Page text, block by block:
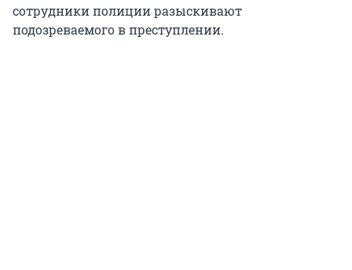
сотрудники полиции разыскивают
подозреваемого в преступлении.